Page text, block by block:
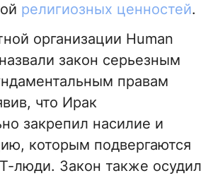
религиозных ценностей.
организации Human
закон серьезным
правам
что Ирак
закрепил насилие и
которым подвергаются
люди. Закон также осудил